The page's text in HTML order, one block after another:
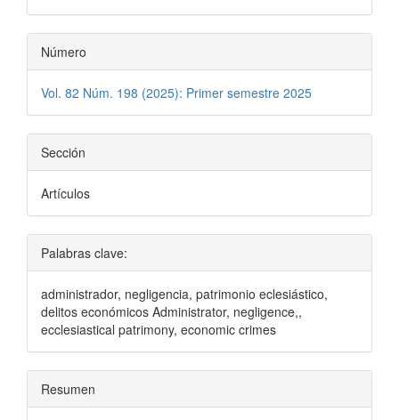
Número
Vol. 82 Núm. 198 (2025): Primer semestre 2025
Sección
Artículos
Palabras clave:
administrador, negligencia, patrimonio eclesiástico,
delitos económicos Administrator, negligence,,
ecclesiastical patrimony, economic crimes
Resumen